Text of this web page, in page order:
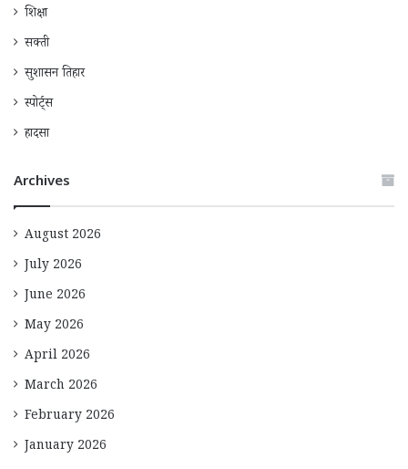
शिक्षा
सक्ती
सुशासन तिहार
स्पोर्ट्स
हादसा
Archives
August 2026
July 2026
June 2026
May 2026
April 2026
March 2026
February 2026
January 2026